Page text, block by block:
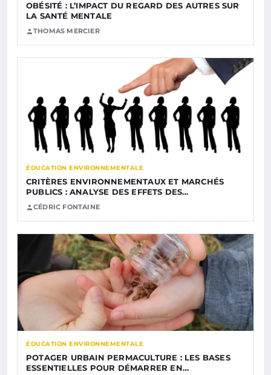
OBÉSITÉ : L’IMPACT DU REGARD DES AUTRES SUR
LA SANTÉ MENTALE
THOMAS MERCIER
ÉDUCATION ENVIRONNEMENTALE
CRITÈRES ENVIRONNEMENTAUX ET MARCHÉS
PUBLICS : ANALYSE DES EFFETS DES…
CÉDRIC FONTAINE
ÉDUCATION ENVIRONNEMENTALE
POTAGER URBAIN PERMACULTURE : LES BASES
ESSENTIELLES POUR DÉMARRER EN…